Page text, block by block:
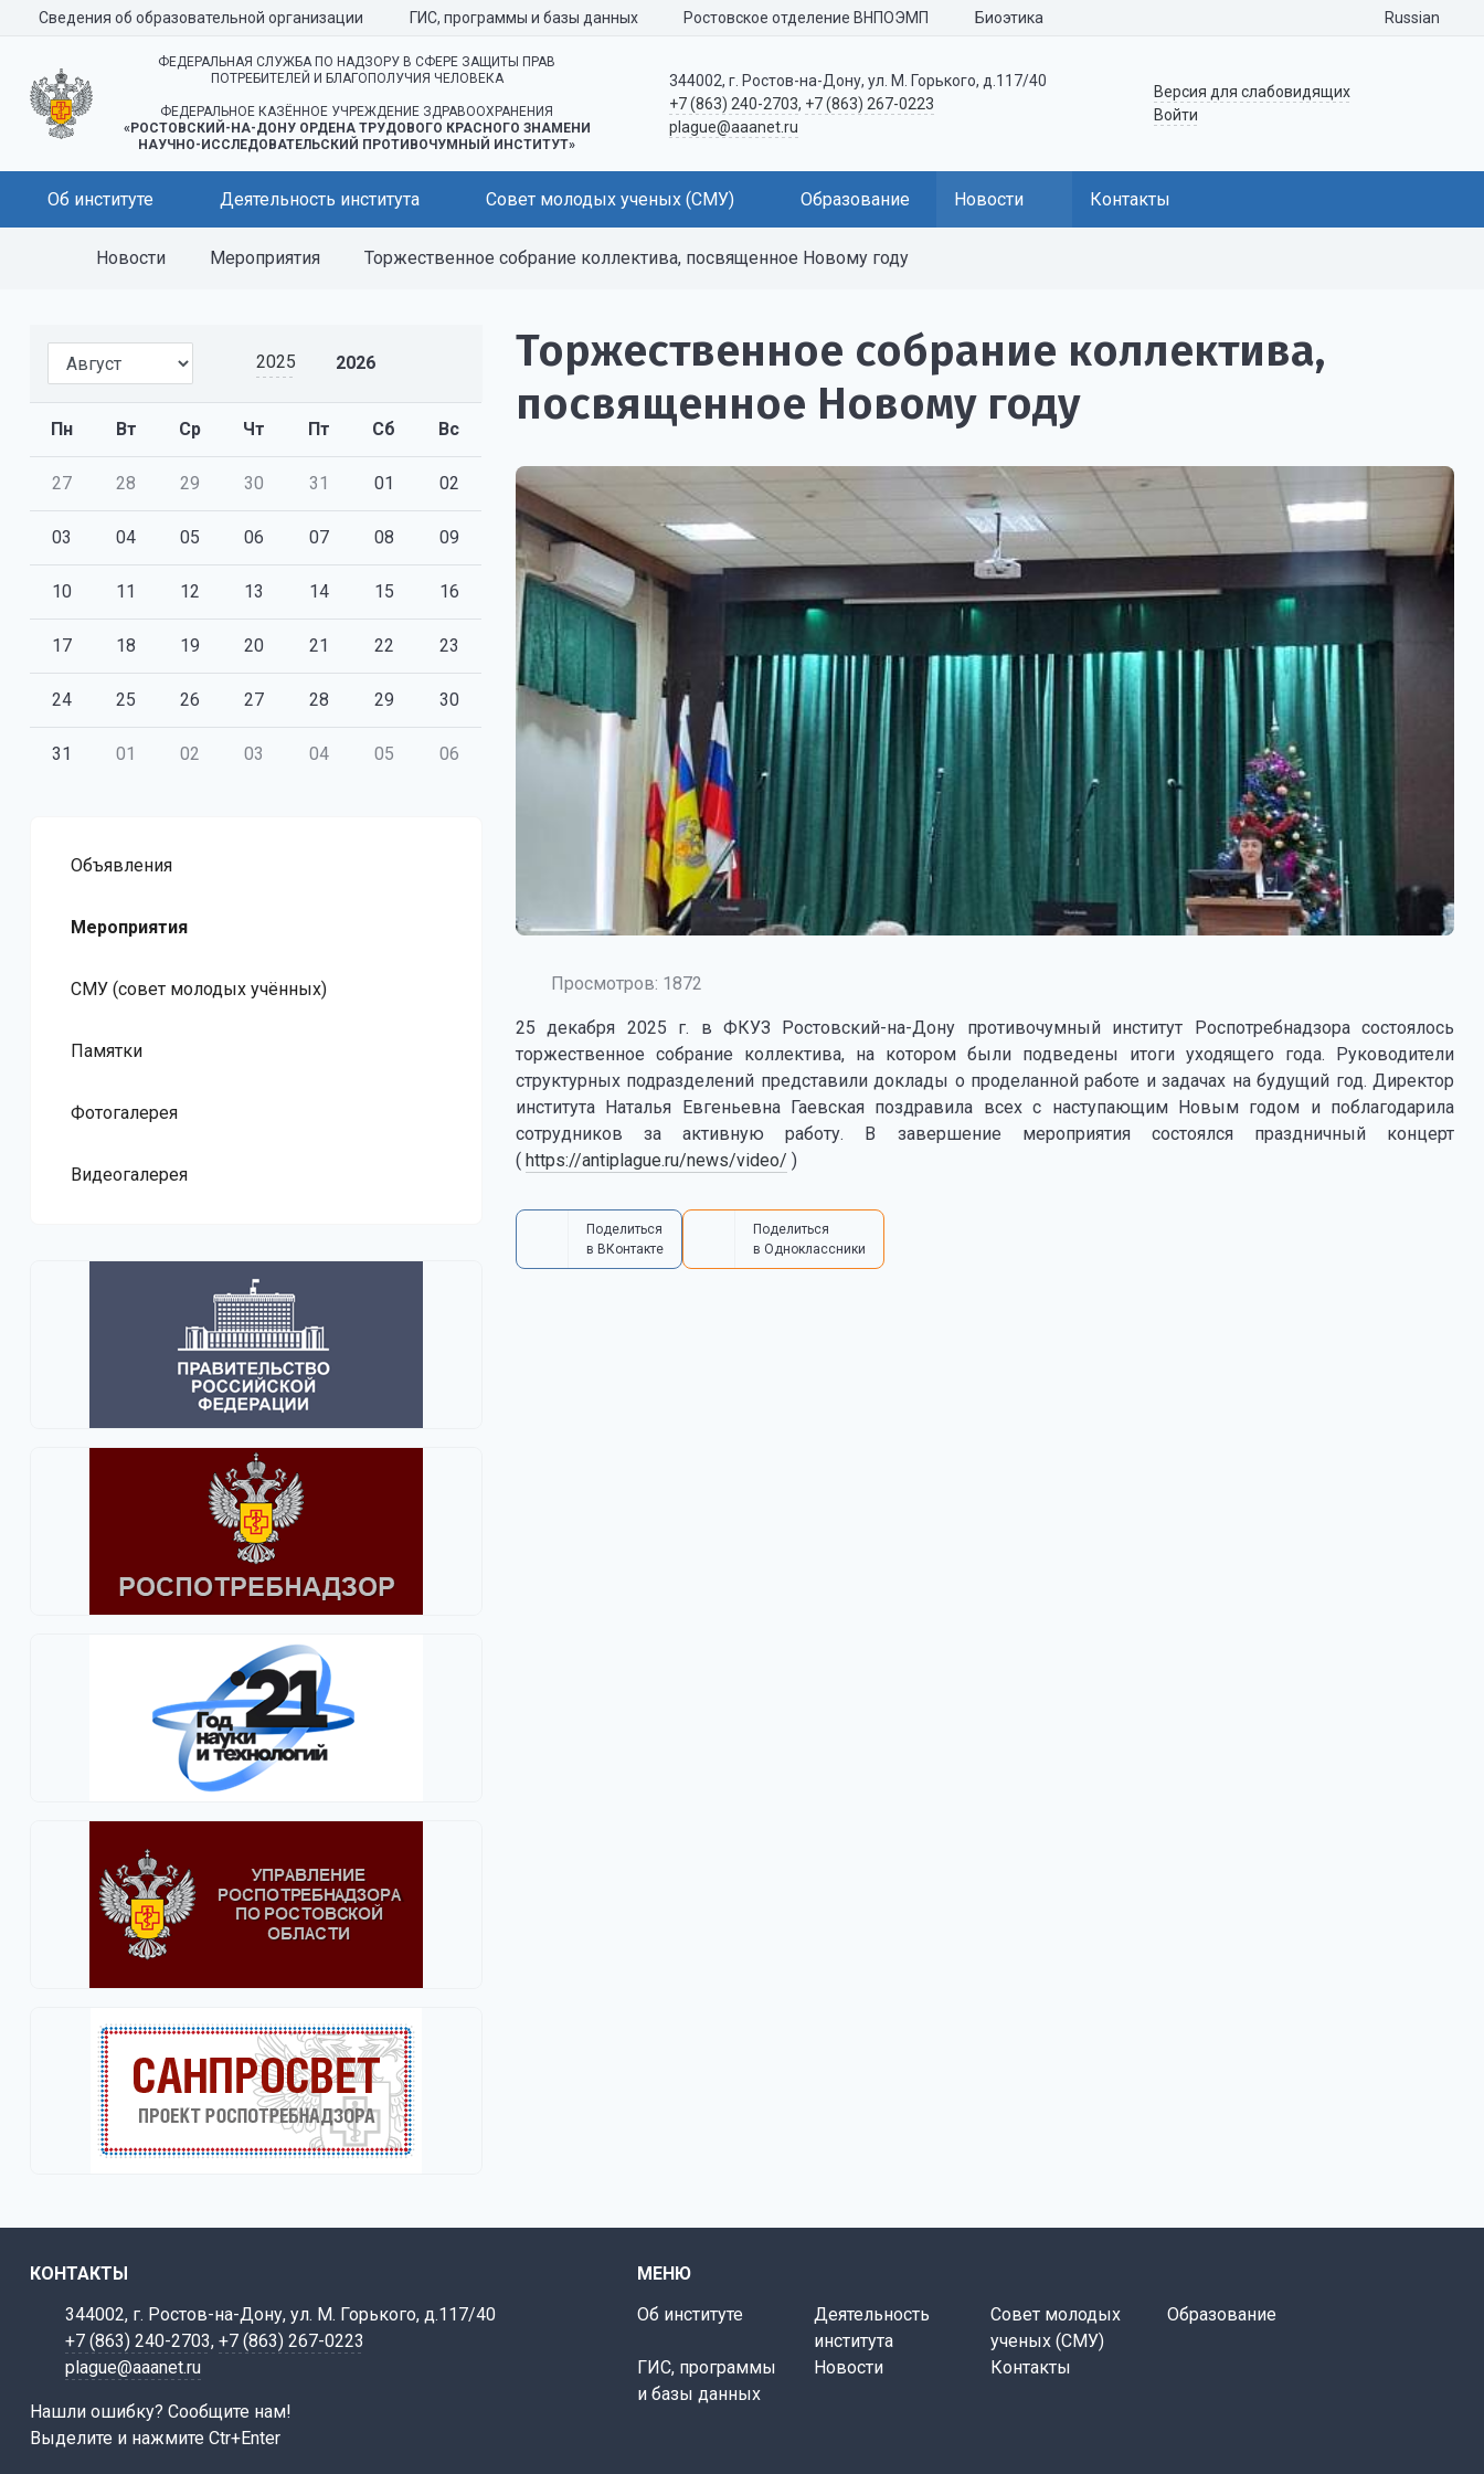
Сведения об образовательной организации ГИС, программы и базы данных Ростовское отделение ВНПОЭМП Биоэтика Russian
ФЕДЕРАЛЬНАЯ СЛУЖБА ПО НАДЗОРУ В СФЕРЕ ЗАЩИТЫ ПРАВ
ПОТРЕБИТЕЛЕЙ И БЛАГОПОЛУЧИЯ ЧЕЛОВЕКА
ФЕДЕРАЛЬНОЕ КАЗЁННОЕ УЧРЕЖДЕНИЕ ЗДРАВООХРАНЕНИЯ
«РОСТОВСКИЙ-НА-ДОНУ ОРДЕНА ТРУДОВОГО КРАСНОГО ЗНАМЕНИ
НАУЧНО-ИССЛЕДОВАТЕЛЬСКИЙ ПРОТИВОЧУМНЫЙ ИНСТИТУТ»
344002, г. Ростов-на-Дону, ул. М. Горького, д.117/40
+7 (863) 240-2703, +7 (863) 267-0223
plague@aaanet.ru
Версия для слабовидящих
Войти
Об институте Деятельность института Совет молодых ученых (СМУ) Образование Новости Контакты
Новости Мероприятия Торжественное собрание коллектива, посвященное Новому году
2025 2026
Пн Вт Ср Чт Пт Сб Вс
27 28 29 30 31 01 02
03 04 05 06 07 08 09
10 11 12 13 14 15 16
17 18 19 20 21 22 23
24 25 26 27 28 29 30
31 01 02 03 04 05 06
Объявления
Мероприятия
СМУ (совет молодых учённых)
Памятки
Фотогалерея
Видеогалерея
Торжественное собрание коллектива,
посвященное Новому году
Просмотров: 1872
25 декабря 2025 г. в ФКУЗ Ростовский-на-Дону противочумный институт Роспотребнадзора состоялось
торжественное собрание коллектива, на котором были подведены итоги уходящего года. Руководители
структурных подразделений представили доклады о проделанной работе и задачах на будущий год. Директор
института Наталья Евгеньевна Гаевская поздравила всех с наступающим Новым годом и поблагодарила
сотрудников за активную работу. В завершение мероприятия состоялся праздничный концерт
( https://antiplague.ru/news/video/ )
Поделиться
в ВКонтакте
Поделиться
в Одноклассники
КОНТАКТЫ
344002, г. Ростов-на-Дону, ул. М. Горького, д.117/40
+7 (863) 240-2703, +7 (863) 267-0223
plague@aaanet.ru
Нашли ошибку? Сообщите нам!
Выделите и нажмите Ctr+Enter
МЕНЮ
Об институте
Деятельность
института
Совет молодых
ученых (СМУ)
Образование
ГИС, программы
и базы данных
Новости Контакты